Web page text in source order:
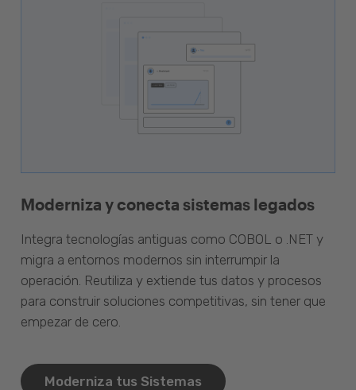
Moderniza y conecta sistemas legados
Integra tecnologías antiguas como COBOL o .NET y
migra a entornos modernos sin interrumpir la
operación. Reutiliza y extiende tus datos y procesos
para construir soluciones competitivas, sin tener que
empezar de cero.
Moderniza tus Sistemas